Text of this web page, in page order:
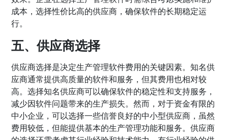
成本，选择性价比高的供应商，确保软件的长期稳定运
行。
五、供应商选择
供应商选择是决定生产管理软件费用的关键因素。知名供
应商通常提供高质量的软件和服务，但其费用也相对较
高。选择知名供应商可以确保软件的稳定性和支持服务，
减少因软件问题带来的生产损失。然而，对于资金有限的
中小企业，可以选择一些信誉良好的中小型供应商，虽然
费用较低，但能提供基本的生产管理功能和服务。供应商